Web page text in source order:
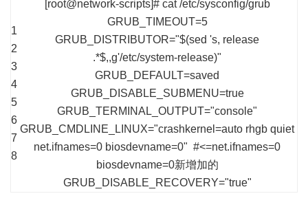
1
2
3
4
5
6
7
8
[root@network-scripts]# cat /etc/sysconfig/grub
GRUB_TIMEOUT=5
GRUB_DISTRIBUTOR="$(sed 's, release
.*$,,g'/etc/system-release)"
GRUB_DEFAULT=saved
GRUB_DISABLE_SUBMENU=true
GRUB_TERMINAL_OUTPUT="console"
GRUB_CMDLINE_LINUX="crashkernel=auto rhgb quiet
net.ifnames=0 biosdevname=0" #<=net.ifnames=0
biosdevname=0新增加的
GRUB_DISABLE_RECOVERY="true"